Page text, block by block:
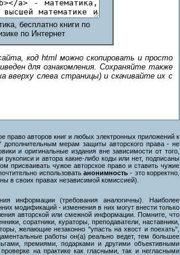
бесплатно книги по
по Интернет
код html можно скопировать и просто
для ознакомления. Сохраняйте также
слева страницы) и скачивайте их с
право авторов книг и любых электронных приложений к
мерам защиты авторского права - не
и оригинальные издания вне зависимости от того,
и автора какие-либо коды или нет, подписаны
присваивать чужое авторское право и ставить чужие
использоватьанонимность - это корректно,
в своих правах независимой комиссией).
информации (требования аналогичны). Наиболее
модификаций - изменения в них могут внести только
авторской или смежной информации. Помните, что
соратники, кураторы, преподаватели, наставники,
желающие незаконно "упасть на хвост и поехать",
работы он(а) реально ведет, тем большее
премиями, подарками и другими объективными
на практике как гласными, так и негласными